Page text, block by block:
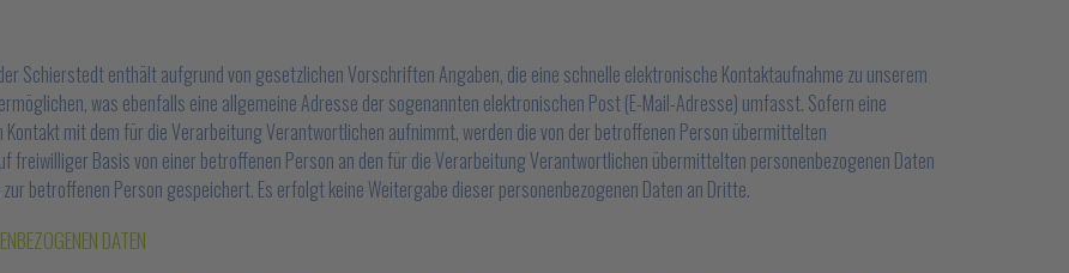
Schierstedt enthält aufgrund von gesetzlichen Vorschriften Angaben, die eine schnelle elektronische Kontaktaufnahme zu unserem
was ebenfalls eine allgemeine Adresse der sogenannten elektronischen Post (E-Mail-Adresse) umfasst. Sofern eine
mit dem für die Verarbeitung Verantwortlichen aufnimmt, werden die von der betroffenen Person übermittelten
freiwilliger Basis von einer betroffenen Person an den für die Verarbeitung Verantwortlichen übermittelten personenbezogenen Daten
betroffenen Person gespeichert. Es erfolgt keine Weitergabe dieser personenbezogenen Daten an Dritte.
DATEN